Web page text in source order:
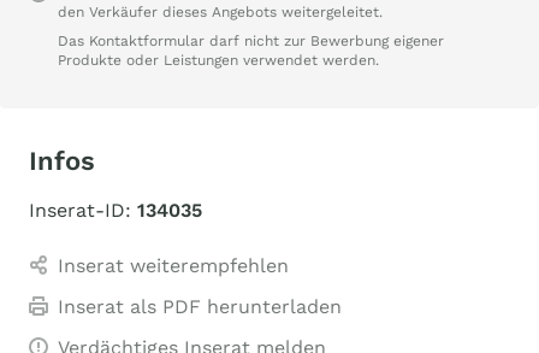
den Verkäufer dieses Angebots weitergeleitet.
Das Kontaktformular darf nicht zur Bewerbung eigener
Produkte oder Leistungen verwendet werden.
Infos
Inserat-ID: 134035
Inserat weiterempfehlen
Inserat als PDF herunterladen
Verdächtiges Inserat melden